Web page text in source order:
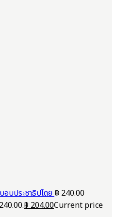
บประชาธิปไตย฿240.00
฿204.00Current price